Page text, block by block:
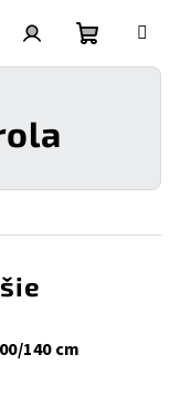
Prihlásenie
140 cm